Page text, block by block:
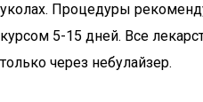
уколах. Процедуры
курсом 5-15 дней. Все
только через небулайзер.